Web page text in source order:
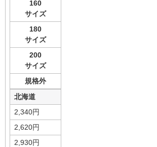
160
サイズ
180
サイズ
200
サイズ
規格外
北海道
2,340円
2,620円
2,930円